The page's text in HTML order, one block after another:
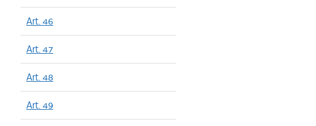
Art. 46
Art. 47
Art. 48
Art. 49